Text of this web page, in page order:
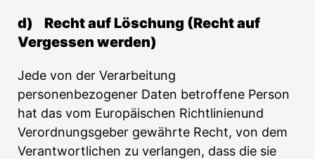
d) Recht auf Löschung (Recht auf
Vergessen werden)
Jede von der Verarbeitung
personenbezogener Daten betroffene Person
hat das vom Europäischen Richtlinienund
Verordnungsgeber gewährte Recht, von dem
Verantwortlichen zu verlangen, dass die sie